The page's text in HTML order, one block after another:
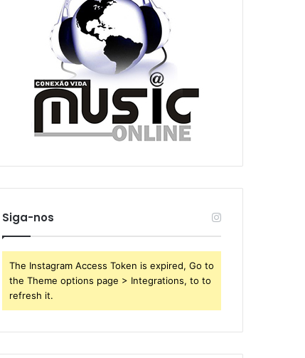
Siga-nos
The Instagram Access Token is expired, Go to
the Theme options page > Integrations, to to
refresh it.